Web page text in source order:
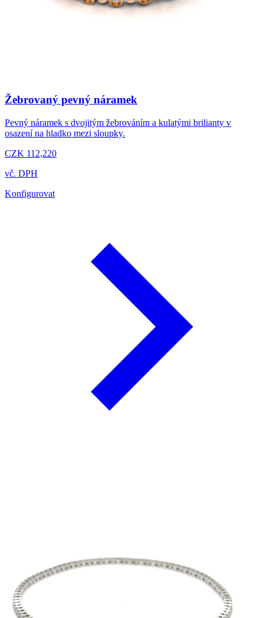
Žebrovaný pevný náramek
Pevný náramek s dvojitým žebrováním a kulatými brilianty v
osazení na hladko mezi sloupky.
CZK 112,220
vč. DPH
Konfigurovat